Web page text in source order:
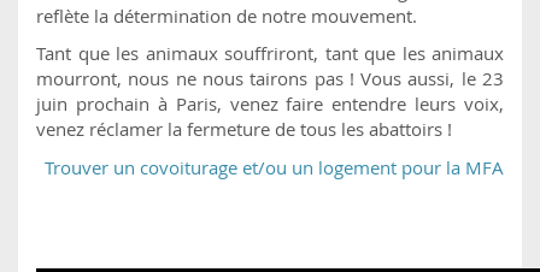
reflète la détermination de notre mouvement.
Tant que les animaux souffriront, tant que les animaux
mourront, nous ne nous tairons pas ! Vous aussi, le 23
juin prochain à Paris, venez faire entendre leurs voix,
venez réclamer la fermeture de tous les abattoirs !
Trouver un covoiturage et/ou un logement pour la MFA